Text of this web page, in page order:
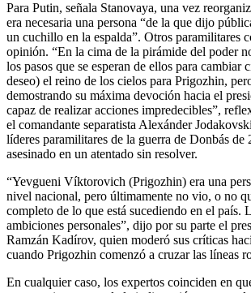
Para Putin, señala Stanovaya, una vez
era necesaria una persona “de la que dijo
un cuchillo en la espalda”. Otros paramilitares
opinión. “En la cima de la pirámide del poder
los pasos que se esperan de ellos para cambiar
deseo) el reino de los cielos para Prigozhin,
demostrando su máxima devoción hacia el
capaz de realizar acciones impredecibles”,
el comandante separatista Alexánder
líderes paramilitares de la guerra de Donbás de
asesinado en un atentado sin resolver.
“Yevgueni Víktorovich (Prigozhin) era una
nivel nacional, pero últimamente no vio, o no
completo de lo que está sucediendo en el país.
ambiciones personales”, dijo por su parte el
Ramzán Kadírov, quien moderó sus críticas
cuando Prigozhin comenzó a cruzar las líneas
En cualquier caso, los expertos coinciden en